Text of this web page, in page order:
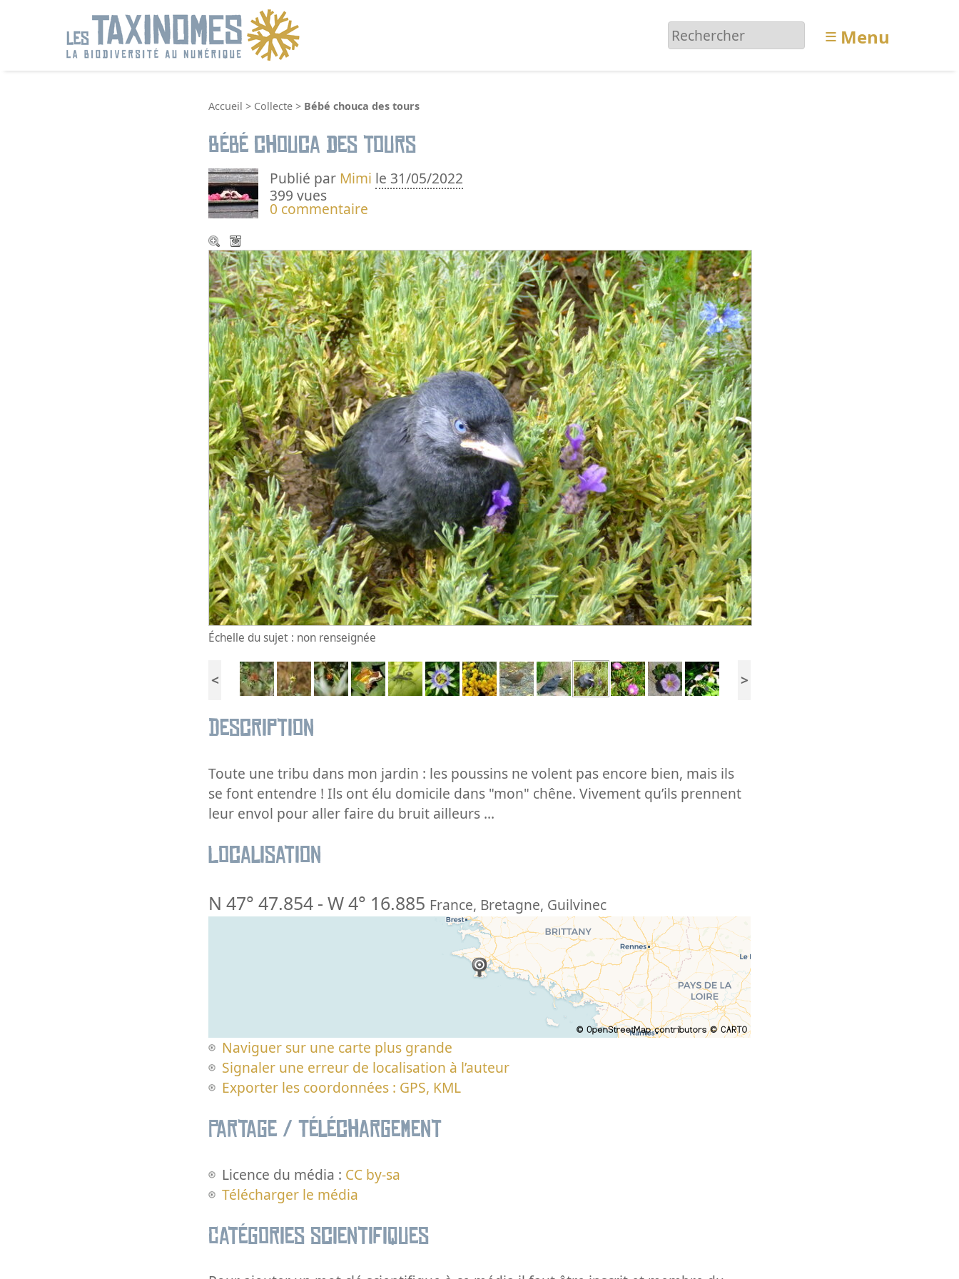
≡ Menu
Accueil > Collecte > Bébé chouca des tours
Bébé chouca des tours
Publié par Mimi le 31/05/2022
399 vues
0 commentaire
Échelle du sujet : non renseignée
< >
Description
Toute une tribu dans mon jardin : les poussins ne volent pas encore bien, mais ils
se font entendre ! Ils ont élu domicile dans "mon" chêne. Vivement qu’ils prennent
leur envol pour aller faire du bruit ailleurs ...
Localisation
N 47° 47.854 - W 4° 16.885 France, Bretagne, Guilvinec
Naviguer sur une carte plus grande
Signaler une erreur de localisation à l’auteur
Exporter les coordonnées : GPS, KML
Partage / Téléchargement
Licence du média : CC by-sa
Télécharger le média
Catégories scientifiques